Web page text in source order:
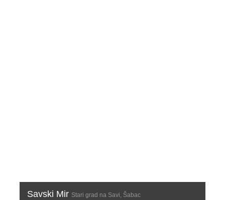
Savski Mir Stari grad na Savi, Šabac